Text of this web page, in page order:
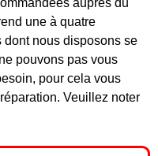
auprès du
une à quatre
dont nous disposons se
pouvons pas vous
pour cela vous
Veuillez noter